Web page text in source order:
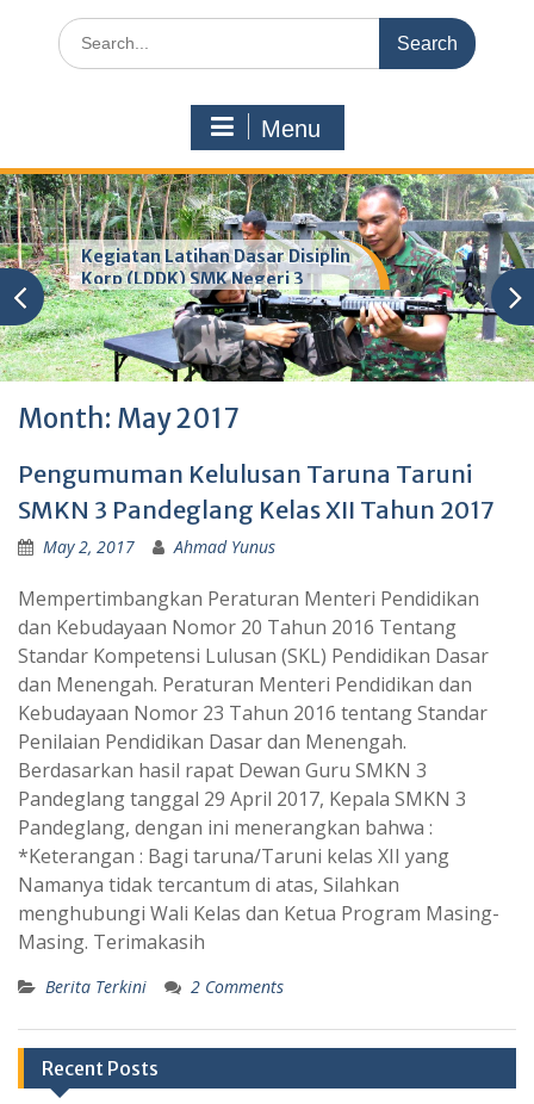
Search
for:
Menu
Kegiatan Latihan Dasar Disiplin
Korp (LDDK) SMK Negeri 3
Pandeglang
Month: May 2017
Pengumuman Kelulusan Taruna Taruni
SMKN 3 Pandeglang Kelas XII Tahun 2017
May 2, 2017 Ahmad Yunus
Mempertimbangkan Peraturan Menteri Pendidikan
dan Kebudayaan Nomor 20 Tahun 2016 Tentang
Standar Kompetensi Lulusan (SKL) Pendidikan Dasar
dan Menengah. Peraturan Menteri Pendidikan dan
Kebudayaan Nomor 23 Tahun 2016 tentang Standar
Penilaian Pendidikan Dasar dan Menengah.
Berdasarkan hasil rapat Dewan Guru SMKN 3
Pandeglang tanggal 29 April 2017, Kepala SMKN 3
Pandeglang, dengan ini menerangkan bahwa :
*Keterangan : Bagi taruna/Taruni kelas XII yang
Namanya tidak tercantum di atas, Silahkan
menghubungi Wali Kelas dan Ketua Program Masing-
Masing. Terimakasih
Berita Terkini 2 Comments
Recent Posts